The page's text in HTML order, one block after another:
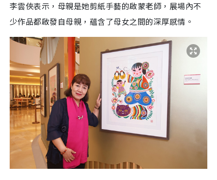
李雲俠表示，母親是她剪紙手藝的啟蒙老師，展場內不
少作品都啟發自母親，蘊含了母女之間的深厚感情。